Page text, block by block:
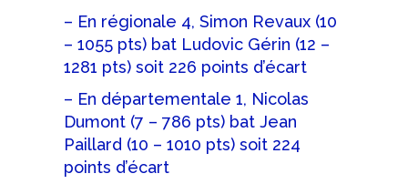
– En régionale 4, Simon Revaux (10
– 1055 pts) bat Ludovic Gérin (12 –
1281 pts) soit 226 points d’écart
– En départementale 1, Nicolas
Dumont (7 – 786 pts) bat Jean
Paillard (10 – 1010 pts) soit 224
points d’écart